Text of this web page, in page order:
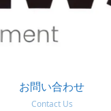
お問い合わせ
Contact Us